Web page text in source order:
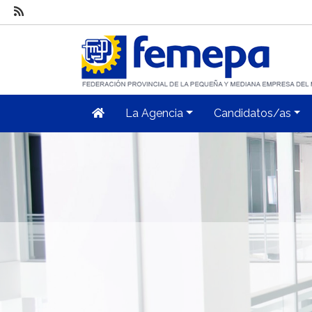
La Agencia Candidatos/as